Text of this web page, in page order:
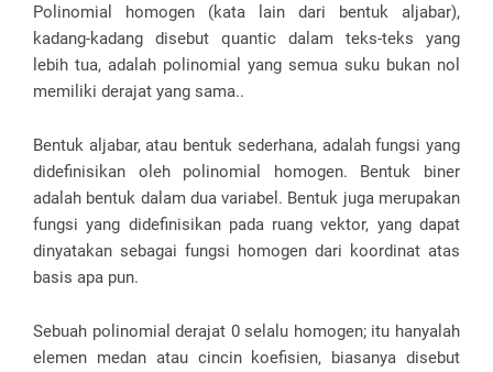
Polinomial homogen (kata lain dari bentuk aljabar),
kadang-kadang disebut quantic dalam teks-teks yang
lebih tua, adalah polinomial yang semua suku bukan nol
memiliki derajat yang sama..
Bentuk aljabar, atau bentuk sederhana, adalah fungsi yang
didefinisikan oleh polinomial homogen. Bentuk biner
adalah bentuk dalam dua variabel. Bentuk juga merupakan
fungsi yang didefinisikan pada ruang vektor, yang dapat
dinyatakan sebagai fungsi homogen dari koordinat atas
basis apa pun.
Sebuah polinomial derajat 0 selalu homogen; itu hanyalah
elemen medan atau cincin koefisien, biasanya disebut